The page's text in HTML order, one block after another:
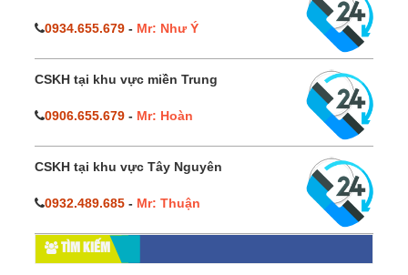
0934.655.679 - Mr: Như Ý
CSKH tại khu vực miền Trung
0906.655.679 - Mr: Hoàn
CSKH tại khu vực Tây Nguyên
0932.489.685 - Mr: Thuận
TÌM KIẾM